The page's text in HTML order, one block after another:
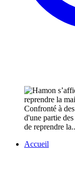
Confronté à
d'une partie
de reprendre
Accueil